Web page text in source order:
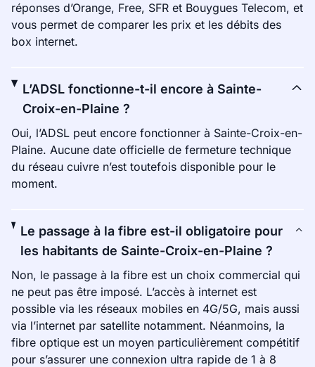
réponses d’Orange, Free, SFR et Bouygues Telecom, et
vous permet de comparer les prix et les débits des
box internet.
L’ADSL fonctionne-t-il encore à Sainte-
Croix-en-Plaine ?
Oui, l’ADSL peut encore fonctionner à Sainte-Croix-en-
Plaine. Aucune date officielle de fermeture technique
du réseau cuivre n’est toutefois disponible pour le
moment.
Le passage à la fibre est-il obligatoire pour
les habitants de Sainte-Croix-en-Plaine ?
Non, le passage à la fibre est un choix commercial qui
ne peut pas être imposé. L’accès à internet est
possible via les réseaux mobiles en 4G/5G, mais aussi
via l’internet par satellite notamment. Néanmoins, la
fibre optique est un moyen particulièrement compétitif
pour s’assurer une connexion ultra rapide de 1 à 8